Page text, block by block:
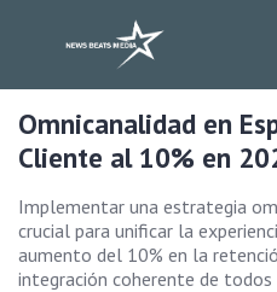
Omnicanalidad en
Cliente al 10% en
Implementar una estrategia
crucial para unificar la
aumento del 10% en la
integración coherente de